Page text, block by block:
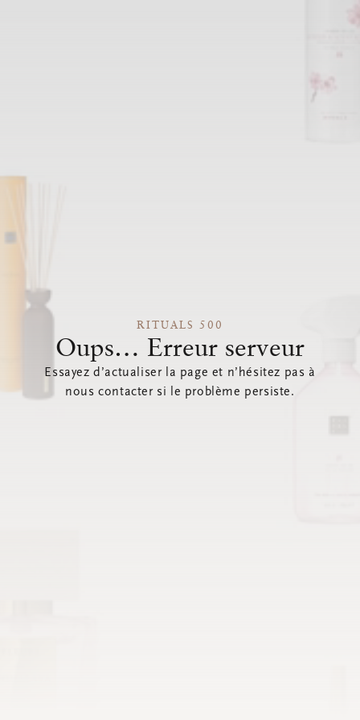
RITUALS 500
Oups… Erreur serveur
Essayez d’actualiser la page et n’hésitez pas à
nous contacter si le problème persiste.